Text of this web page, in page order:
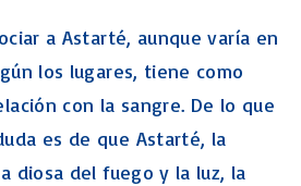
a Astarté, aunque varía en
los lugares, tiene como
con la sangre. De lo que
es de que Astarté, la
diosa del fuego y la luz, la